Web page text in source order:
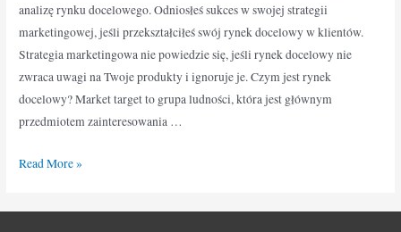
analizę rynku docelowego. Odniosłeś sukces w swojej strategii
marketingowej, jeśli przekształciłeś swój rynek docelowy w klientów.
Strategia marketingowa nie powiedzie się, jeśli rynek docelowy nie
zwraca uwagi na Twoje produkty i ignoruje je. Czym jest rynek
docelowy? Market target to grupa ludności, która jest głównym
przedmiotem zainteresowania …
Read More »